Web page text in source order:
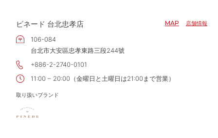
ピネード 台北忠孝店 MAP 店舗情報
106-084
台北市大安區忠孝東路三段244號
+886-2-2740-0101
11:00 – 20:00（金曜日と土曜日は21:00まで営業）
取り扱いブランド